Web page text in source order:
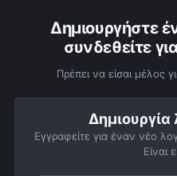
Δημιουργήστε
συνδεθείτε
Πρέπει να είσαι μέλος
Δημιουργία
Εγγραφείτε για έναν νέο
Είναι